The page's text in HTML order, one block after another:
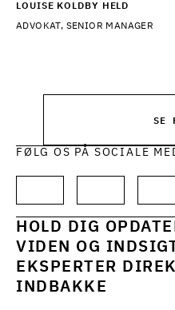
LOUISE KOLDBY HELD
ADVOKAT, SENIOR MANAGER
SE
FØLG OS PÅ SOCIALE
HOLD DIG
VIDEN OG
EKSPERTER
INDBAKKE